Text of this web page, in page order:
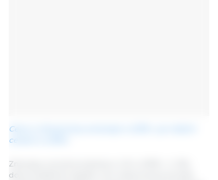
Ceny w UE powinny wzrosnąć w 2019 r., po niskich
cenach w 2018 r.
Znaczący wzrost produkcji w UE w 2018 r. (+ 2%)
doprowadził do spadku cen wieprzowiny poniżej